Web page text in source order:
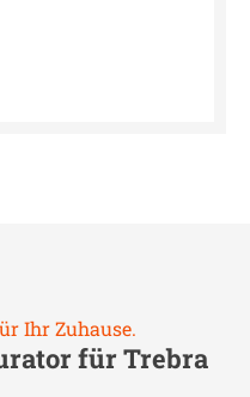
Ihr Zuhause.
fürTrebra